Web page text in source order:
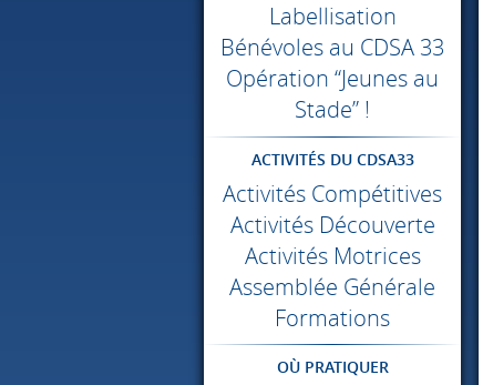
Labellisation
Bénévoles au CDSA 33
Opération “Jeunes au
Stade” !
ACTIVITÉS DU CDSA33
Activités Compétitives
Activités Découverte
Activités Motrices
Assemblée Générale
Formations
OÙ PRATIQUER